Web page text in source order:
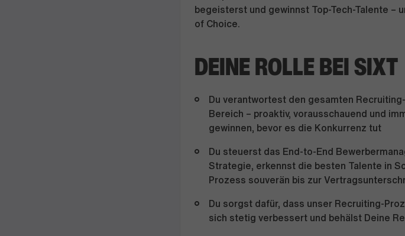
begeisterst und gewinnst Top-Tech-Talente –
of Choice.
DEINE ROLLE BEI SIXT
Du verantwortest den gesamten
Bereich – proaktiv, vorausschauend und
gewinnen, bevor es die Konkurrenz tut
Du steuerst das End-to-End
Strategie, erkennst die besten Talente in
Prozess souverän bis zur
Du sorgst dafür, dass unser Recruiting-
sich stetig verbessert und behälst Deine